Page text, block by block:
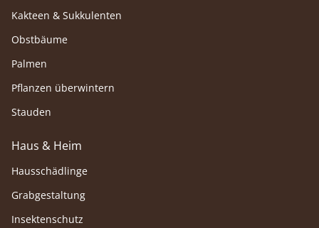
Kakteen & Sukkulenten
Obstbäume
Palmen
Pflanzen überwintern
Stauden
Haus & Heim
Hausschädlinge
Grabgestaltung
Insektenschutz